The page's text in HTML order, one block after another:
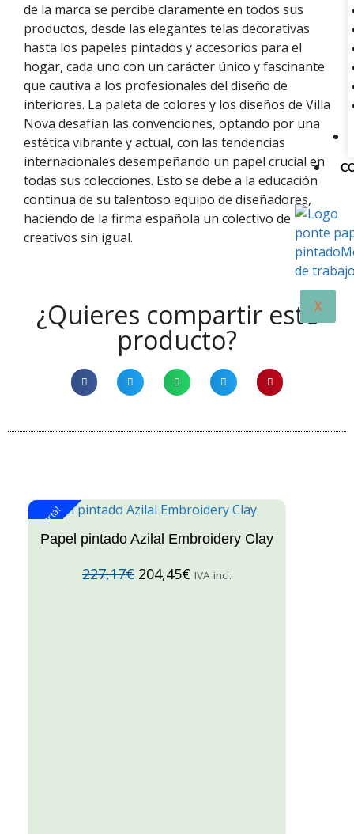
X
de la marca se percibe claramente en todos sus
productos, desde las elegantes telas decorativas
hasta los papeles pintados y accesorios para el
hogar, cada uno con un carácter único y fascinante
que cautiva a los profesionales del diseño de
interiores. La paleta de colores y los diseños de Villa
Nova desafían las convenciones, optando por una
estética vibrante y actual, con las tendencias
internacionales desempeñando un papel crucial en
todas sus colecciones. Esto se debe a la educación
continua de su talentoso equipo de diseñadores,
haciendo de la firma española un colectivo de
creativos sin igual.
¿Quieres compartir este
producto?
¡Oferta!
Papel pintado Azilal Embroidery Clay
227,17€ 204,45€ IVA incl.